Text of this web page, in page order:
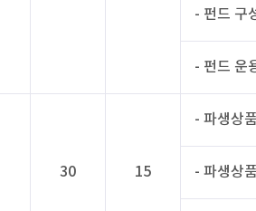
- 펀드 구
- 펀드 운
30 15
- 파생상
- 파생상